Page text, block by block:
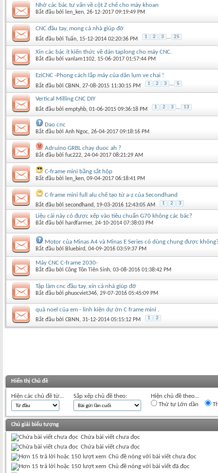
Nhờ các bác tư vấn về cột Z chế cho máy khoan
Bắt đầu bởi len_ken‎, 26-12-2017 09:19:49 PM
CNC đầu tay, mong cả nhà giúp đỡ
Bắt đầu bởi Tuấn‎, 15-12-2014 02:20:36 PM 1 2 3 ... 25
Xin các bác ít kiến thức về dán taplong cho máy CNC.
Bắt đầu bởi vanlam1102‎, 15-06-2017 01:57:44 PM
EziCNC -Phong cách lắp máy của dân lụm ve chai !
Bắt đầu bởi CBNN ‎, 27-08-2015 11:30:15 PM 1 2 3 ... 5
Vertical Milling CNC DIY
Bắt đầu bởi emptyhb‎, 01-06-2015 09:36:18 PM 1 2 3 ... 13
Dao cnc
Bắt đầu bởi Anh Ngoc‎, 26-04-2017 09:18:16 PM
Adruino GRBL chay duoc ah ?
Bắt đầu bởi fuc222‎, 24-04-2017 08:21:29 AM
C-frame mini bằng sắt hộp
Bắt đầu bởi len_ken‎, 09-04-2017 06:18:41 PM
C-frame mini full alu chế tạo từ a-z của Secondhand
Bắt đầu bởi secondhand‎, 19-03-2016 12:43:05 AM 1 2 3
Liệu cái này có được xếp vào tiêu chuẩn G70 không các bác?
Bắt đầu bởi hardfarmer‎, 24-10-2014 07:38:03 PM
Motor của Minas A4 và Minas E Series có dùng chung được
Bắt đầu bởi Bluebird‎, 04-09-2016 03:59:37 PM
Máy CNC C-frame 2030-
Bắt đầu bởi Công Tôn Tiên Sinh‎, 03-08-2016 01:38:42 PM
Tập làm cnc đầu tay, xin cả nhà giúp đỡ
Bắt đầu bởi phuocviet346‎, 29-07-2016 05:45:09 PM
quà noel của em - linh kiện dự ớn C frame mini .
Bắt đầu bởi CBNN ‎, 31-12-2014 05:15:12 PM 1 2
Hiển thị Chủ đề
Hiện các chủ đề từ... Sắp xếp chủ đề theo:
Hiện chủ đề theo...
Thứ tự Lớn dần
Chú giải biểu tượng
Chứa bài viết chưa đọc
Chứa bài viết chưa đọc
Chủ đề nóng với bài viết chưa đọc
Chủ đề nóng với bài viết đã đọc